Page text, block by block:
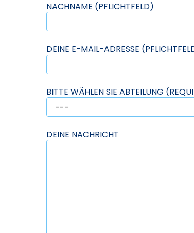
NACHNAME (PFLICHTFELD)
DEINE E-MAIL-ADRESSE
BITTE WÄHLEN SIE ABTEILUNG
DEINE NACHRICHT